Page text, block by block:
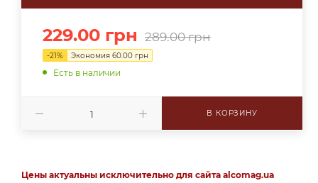
229.00 грн 289.00грн
-21% Экономия 60.00 грн
Есть в наличии
В КОРЗИНУ
Цены актуальны исключительно для сайта alcomag.ua